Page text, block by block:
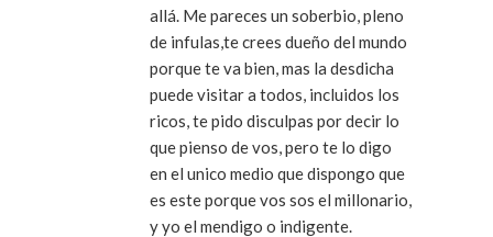
allá. Me pareces un soberbio, pleno
de infulas,te crees dueño del mundo
porque te va bien, mas la desdicha
puede visitar a todos, incluidos los
ricos, te pido disculpas por decir lo
que pienso de vos, pero te lo digo
en el unico medio que dispongo que
es este porque vos sos el millonario,
y yo el mendigo o indigente.